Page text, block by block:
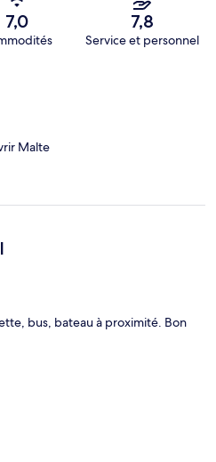
7,0 7,8
Service et personnel
Malte
bus, bateau à proximité. Bon